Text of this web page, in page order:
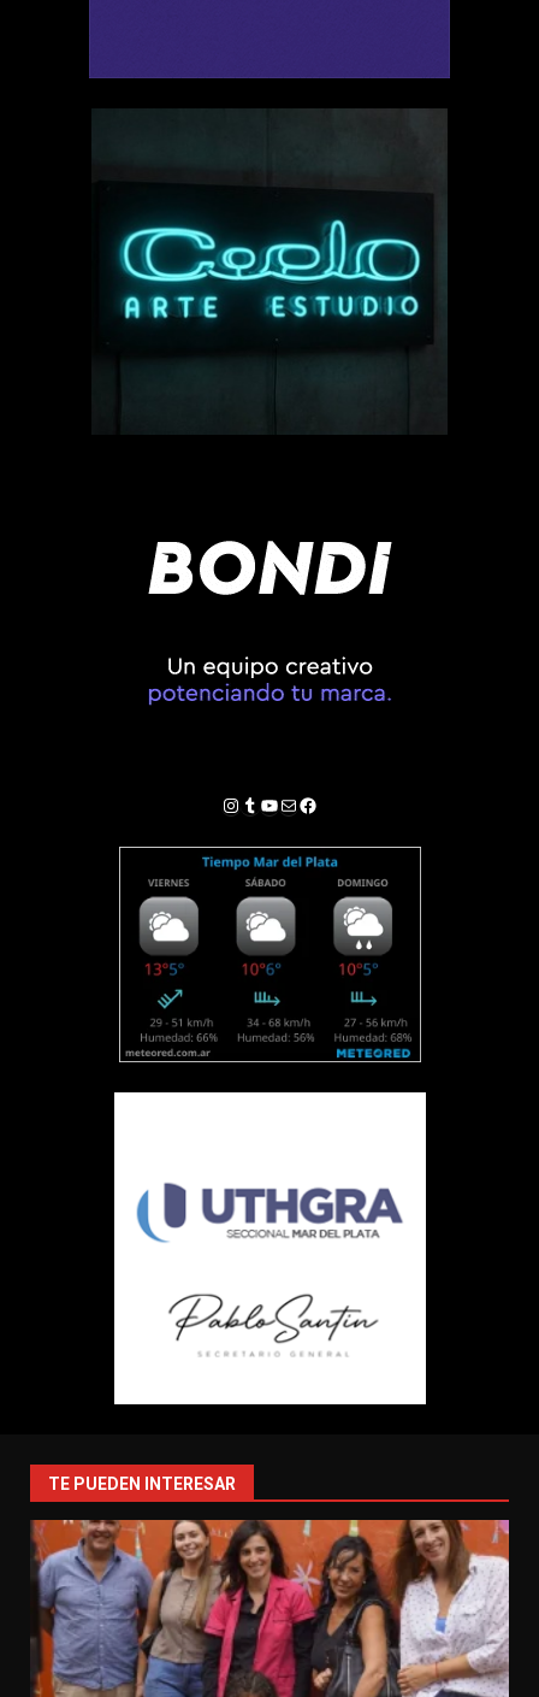
Instagram
Tumblr
YouTube
Correo electrónico
Facebook
TE PUEDEN INTERESAR